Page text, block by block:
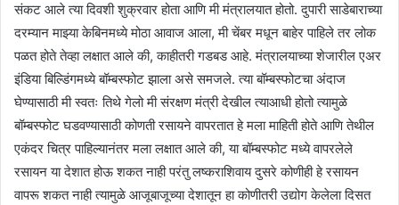
संकट आले त्या दिवशी शुक्रवार होता आणि मी मंत्रालयात होतो. दुपारी साडेबाराच्या
दरम्यान माझ्या केबिनमध्ये मोठा आवाज आला, मी चेंबर मधून बाहेर पाहिले तर लोक
पळत होते तेव्हा लक्षात आले की, काहीतरी गडबड आहे. मंत्रालयाच्या शेजारील एअर
इंडिया बिल्डिंगमध्ये बॉम्बस्फोट झाला असे समजले. त्या बॉम्बस्फोटचा अंदाज
घेण्यासाठी मी स्वतः तिथे गेलो मी संरक्षण मंत्री देखील त्याआधी होतो त्यामुळे
बॉम्बस्फोट घडवण्यासाठी कोणती रसायने वापरतात हे मला माहिती होते आणि तेथील
एकंदर चित्र पाहिल्यानंतर मला लक्षात आले की, या बॉम्बस्फोट मध्ये वापरलेले
रसायन या देशात होऊ शकत नाही परंतु लष्कराशिवाय दुसरे कोणीही हे रसायन
वापरू शकत नाही त्यामुळे आजूबाजूच्या देशातून हा कोणीतरी उद्योग केलेला दिसत